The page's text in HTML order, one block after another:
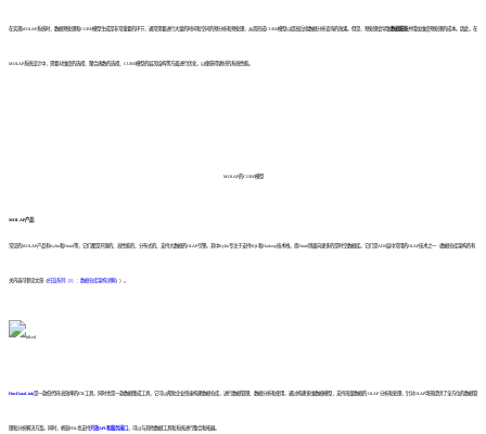
在实现MOLAP系统时，数据预处理和CUBE模型生成是非常重要的环节，通常需要进行大量的时间和空间的预分析和预处理，从而形成CUBE模型以提高后续数据分析查询的效果。但是，预处理会导致 数据膨胀并增加维度预处理的成本。因此，在
MOLAP系统设计中，需要对维度的选择、聚合函数的选择、CUBE模型的层次结构等方面进行优化，以便获得更好的系统性能。
MOLAP的CUBE模型
MOLAP产品
常见的MOLAP产品有Kylin和Druid等，它们都是开源的、高性能的、分布式的、支持大数据的OLAP引擎。其中Kylin专注于支持SQL和Hadoop技术栈，而Druid则面向更多的是时空数据库。它们是ADS层中常用的OLAP技术之一（数据仓库架构的有
关内容可参见文章《扫盲系列（3）：数据仓库架构详解》） 。
FineDataLink是一款低代码/高效率的ETL工具，同时也是一款数据集成工具，它可以帮助企业快速构建数据仓库，进行数据管理、数据分析和使用，通过 构建多维数据模型，支持海量数据的 OLAP 分析和处理，针对OLAP场景提供了全方位的数据管
理和分析解决方案。同时，帆软FDL也支持开放API和服务接口 ，可以与其他数据工具和系统进行整合和拓展。